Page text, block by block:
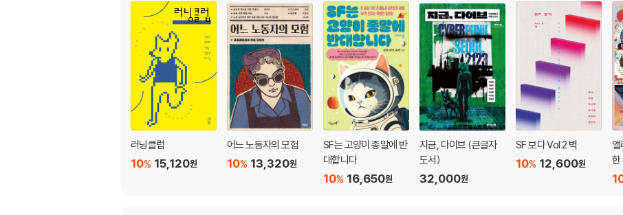
러닝클럽
15,120원
10%
어느 노동자의 모험
13,320원
10%
SF는 고양이 종말에 반
대합니다
16,650원
10%
지금, 다이브 (큰글자
도서)
32,000원
SF 보다 Vol.2 벽
12,600원
10%
한